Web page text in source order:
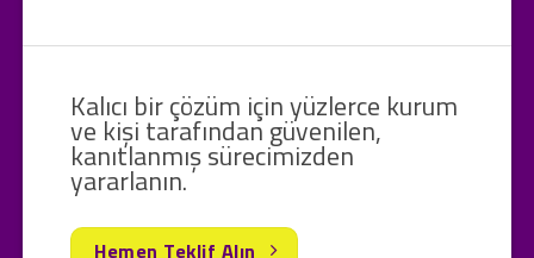
Kalıcı bir çözüm için yüzlerce kurum
ve kişi tarafından güvenilen,
kanıtlanmış sürecimizden
yararlanın.
Hemen Teklif Alın